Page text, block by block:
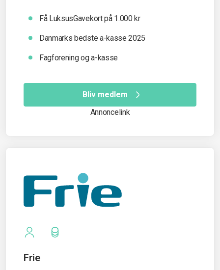
Få LuksusGavekort på 1.000 kr
Danmarks bedste a-kasse 2025
Fagforening og a-kasse
Bliv medlem
Annoncelink
Frie